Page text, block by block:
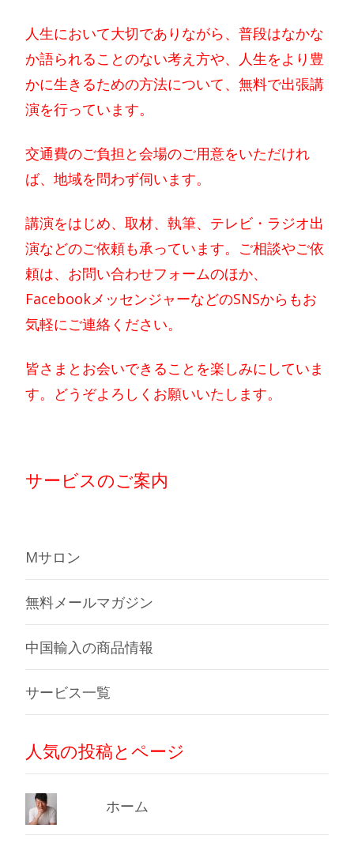
人生において大切でありながら、普段はなかな
か語られることのない考え方や、人生をより豊
かに生きるための方法について、無料で出張講
演を行っています。
交通費のご負担と会場のご用意をいただけれ
ば、地域を問わず伺います。
講演をはじめ、取材、執筆、テレビ・ラジオ出
演などのご依頼も承っています。ご相談やご依
頼は、お問い合わせフォームのほか、
FacebookメッセンジャーなどのSNSからもお
気軽にご連絡ください。
皆さまとお会いできることを楽しみにしていま
す。どうぞよろしくお願いいたします。
サービスのご案内
Mサロン
無料メールマガジン
中国輸入の商品情報
サービス一覧
人気の投稿とページ
ホーム